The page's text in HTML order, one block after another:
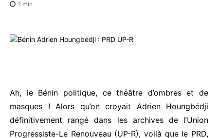
3 min.
Ah, le Bénin politique, ce théâtre d’ombres et de
masques ! Alors qu’on croyait Adrien Houngbédji
définitivement rangé dans les archives de l’Union
Progressiste-Le Renouveau (UP-R), voilà que le PRD,